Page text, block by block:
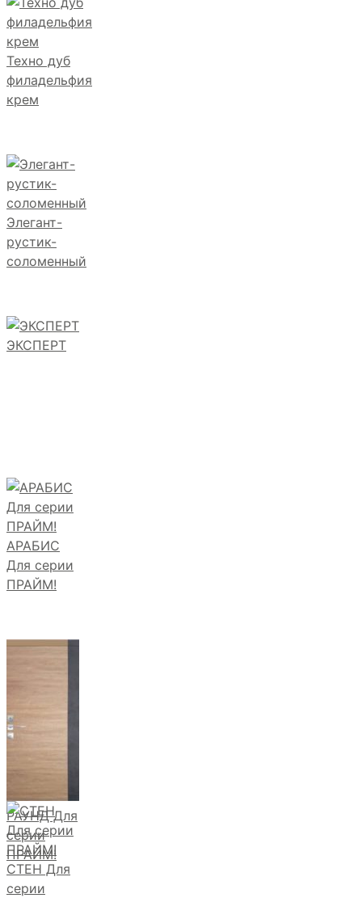
Техно дуб
филадельфия
крем
Элегант-
рустик-
соломенный
ЭКСПЕРТ
АРАБИС
Для серии
ПРАЙМ!
РАУНД Для
серии
ПРАЙМ!
СТЕН Для
серии